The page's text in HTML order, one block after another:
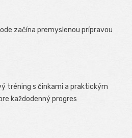
začína premyslenou prípravou
tréning s činkami a praktickým
každodenný progres